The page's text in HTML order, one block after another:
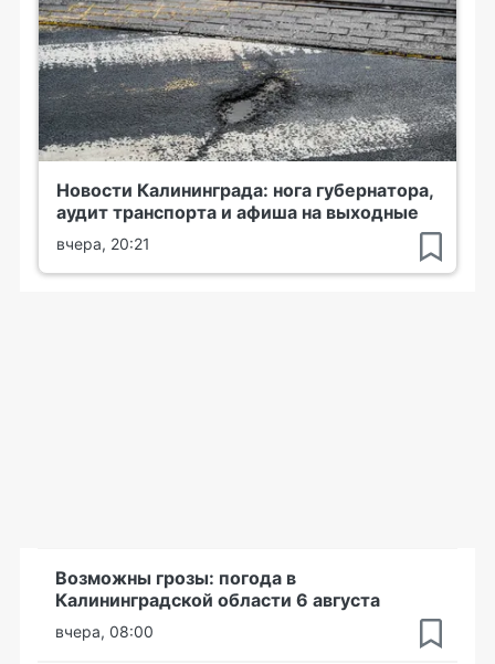
Новости Калининграда: нога губернатора,
аудит транспорта и афиша на выходные
вчера, 20:21
Возможны грозы: погода в
Калининградской области 6 августа
вчера, 08:00